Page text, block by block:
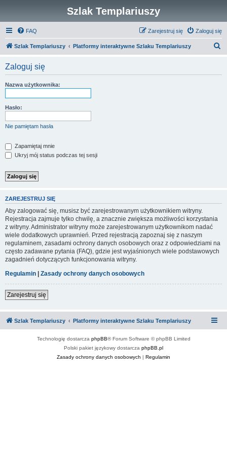
Szlak Templariuszy
FAQ Zaloguj się
Zarejestruj się
Szlak Templariuszy Platformy interaktywne Szlaku Templariuszy
Zaloguj się
Nazwa użytkownika:
Hasło:
Nie pamiętam hasła
Zapamiętaj mnie
Ukryj mój status podczas tej sesji
ZAREJESTRUJ SIĘ
Aby zalogować się, musisz być zarejestrowanym użytkownikiem witryny.
Rejestracja zajmuje tylko chwilę, a znacznie zwiększa możliwości korzystania
z witryny. Administrator witryny może zarejestrowanym użytkownikom nadać
wiele dodatkowych uprawnień. Przed rejestracją zapoznaj się z naszym
regulaminem, zasadami ochrony danych osobowych oraz z odpowiedziami na
często zadawane pytania (FAQ), gdzie jest wyjaśnionych wiele podstawowych
zagadnień dotyczących funkcjonowania witryny.
Regulamin | Zasady ochrony danych osobowych
Zarejestruj się
Szlak Templariuszy Platformy interaktywne Szlaku Templariuszy
Technologię dostarcza phpBB® Forum Software © phpBB Limited
Polski pakiet językowy dostarcza phpBB.pl
Zasady ochrony danych osobowych | Regulamin